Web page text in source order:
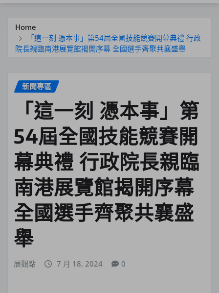
Home
「這一刻 憑本事」第54屆全國技能競賽開幕典禮 行政
院長親臨南港展覽館揭開序幕 全國選手齊聚共襄盛舉
新聞專區
「這一刻 憑本事」第
54屆全國技能競賽開
幕典禮 行政院長親臨
南港展覽館揭開序幕
全國選手齊聚共襄盛
舉
展觀點 7 月 18, 2024 0